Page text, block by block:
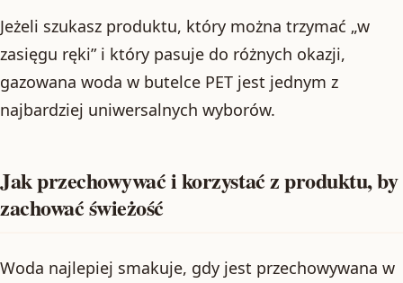
Jeżeli szukasz produktu, który można trzymać „w
zasięgu ręki” i który pasuje do różnych okazji,
gazowana woda w butelce PET jest jednym z
najbardziej uniwersalnych wyborów.
Jak przechowywać i korzystać z produktu, by
zachować świeżość
Woda najlepiej smakuje, gdy jest przechowywana w